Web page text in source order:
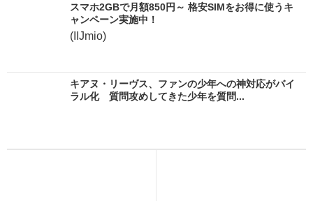
スマホ2GBで月額850円～ 格安SIMをお得に使うキ
ャンペーン実施中！
(IIJmio)
キアヌ・リーヴス、ファンの少年への神対応がバイ
ラル化 質問攻めしてきた少年を質問...